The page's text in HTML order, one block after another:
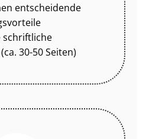
entscheidende
schriftliche
30-50 Seiten)